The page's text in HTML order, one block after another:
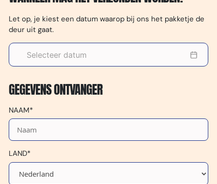
Let op, je kiest een datum waarop bij ons het pakketje de
deur uit gaat.
GEGEVENS ONTVANGER
NAAM*
LAND*